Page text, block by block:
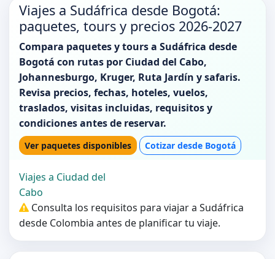
Viajes a Sudáfrica desde Bogotá:
paquetes, tours y precios 2026-2027
Compara paquetes y tours a Sudáfrica desde
Bogotá con rutas por Ciudad del Cabo,
Johannesburgo, Kruger, Ruta Jardín y safaris.
Revisa precios, fechas, hoteles, vuelos,
traslados, visitas incluidas, requisitos y
condiciones antes de reservar.
Ver paquetes disponibles Cotizar desde Bogotá
Viajes a Ciudad del
Cabo
Consulta los requisitos para viajar a Sudáfrica
desde Colombia antes de planificar tu viaje.